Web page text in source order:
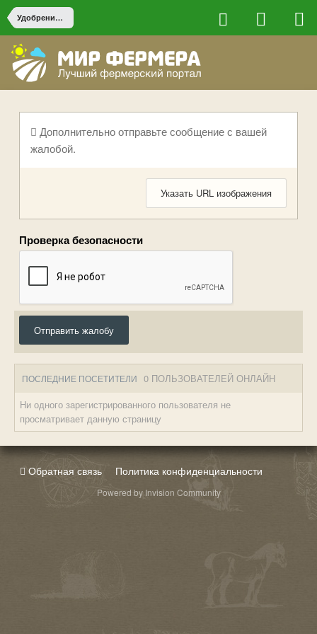
Удобрения, агрохимия, защита растений
Дополнительно отправьте сообщение с вашей
жалобой.
Указать URL изображения
Проверка безопасности
Отправить жалобу
ПОСЛЕДНИЕ ПОСЕТИТЕЛИ 0 ПОЛЬЗОВАТЕЛЕЙ ОНЛАЙН
Ни одного зарегистрированного пользователя не
просматривает данную страницу
Обратная связь Политика конфиденциальности
Powered by Invision Community